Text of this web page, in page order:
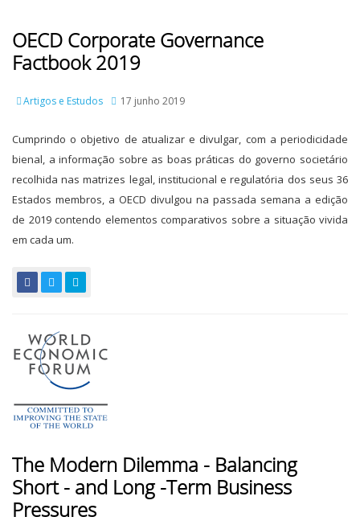
OECD Corporate Governance
Factbook 2019
Artigos e Estudos 17 junho 2019
Cumprindo o objetivo de atualizar e divulgar, com a periodicidade
bienal, a informação sobre as boas práticas do governo societário
recolhida nas matrizes legal, institucional e regulatória dos seus 36
Estados membros, a OECD divulgou na passada semana a edição
de 2019 contendo elementos comparativos sobre a situação vivida
em cada um.
The Modern Dilemma - Balancing
Short - and Long -Term Business
Pressures